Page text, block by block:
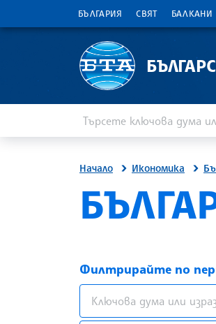
БЪЛГАРИЯ СВЯТ БАЛКАНИ
Начало Икономика
Филтрирайте по